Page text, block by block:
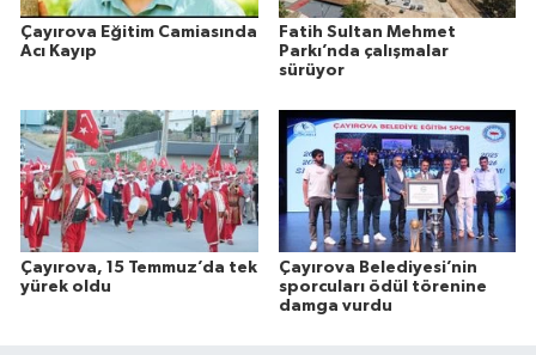
Çayırova Eğitim Camiasında
Acı Kayıp
Fatih Sultan Mehmet
Parkı’nda çalışmalar
sürüyor
Çayırova, 15 Temmuz’da tek
yürek oldu
Çayırova Belediyesi’nin
sporcuları ödül törenine
damga vurdu